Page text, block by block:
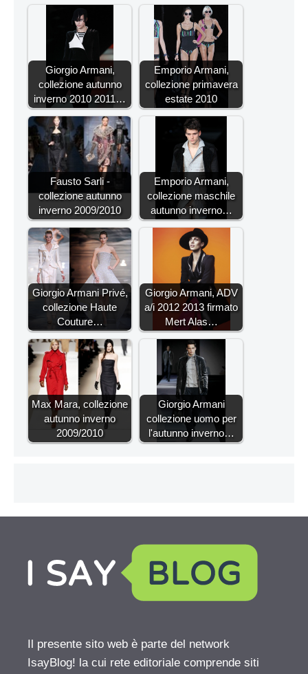
Giorgio Armani,
collezione autunno
inverno 2010 2011…
Emporio Armani,
collezione primavera
estate 2010
Fausto Sarli -
collezione autunno
inverno 2009/2010
Emporio Armani,
collezione maschile
autunno inverno…
Giorgio Armani Privé,
collezione Haute
Couture…
Giorgio Armani, ADV
a/i 2012 2013 firmato
Mert Alas…
Max Mara, collezione
autunno inverno
2009/2010
Giorgio Armani
collezione uomo per
l'autunno inverno…
Il presente sito web è parte del network
IsayBlog! la cui rete editoriale comprende siti